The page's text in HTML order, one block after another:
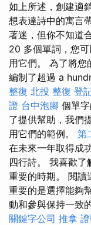
如上所述，創建適
想表達詩中的寓言
著迷，但你不知道
20 多個單詞，您
用它們。 為了將您
編制了超過 a
整復 北投 整復 登
證 台中泡腳 個單
了提供幫助，我們
用它們的範例。 第
在未來一年取得成
四行詩。 我喜歡了
重要的時期。 閱讀
重要的是選擇能夠
動和參與保持一致
關鍵字公司 推拿